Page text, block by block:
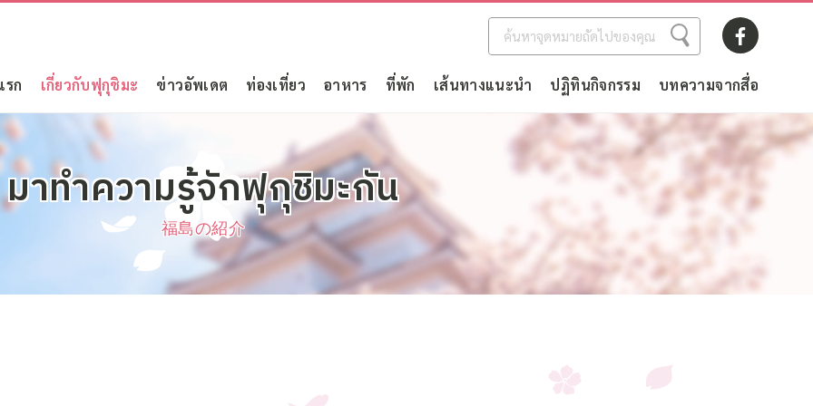
ก เกี่ยวกับฟุกุชิมะ ข่าวอัพเดต ท่องเที่ยว อาหาร ที่พัก เส้นทางแนะนำ ปฏิทินกิจกรรม บทความจากสื่อ
มาทำความรู้จักฟุกุชิมะกัน
福島の紹介